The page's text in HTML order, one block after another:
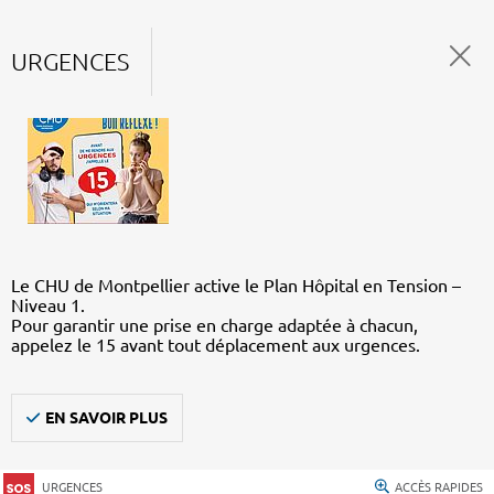
URGENCES
Le CHU de Montpellier active le Plan Hôpital en Tension –
Niveau 1.
Pour garantir une prise en charge adaptée à chacun,
appelez le 15 avant tout déplacement aux urgences.
EN SAVOIR PLUS
URGENCES ACCÈS RAPIDES